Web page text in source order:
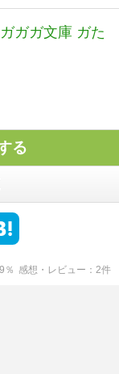
ガガ文庫 ガた
る
％ 感想・レビュー 2件